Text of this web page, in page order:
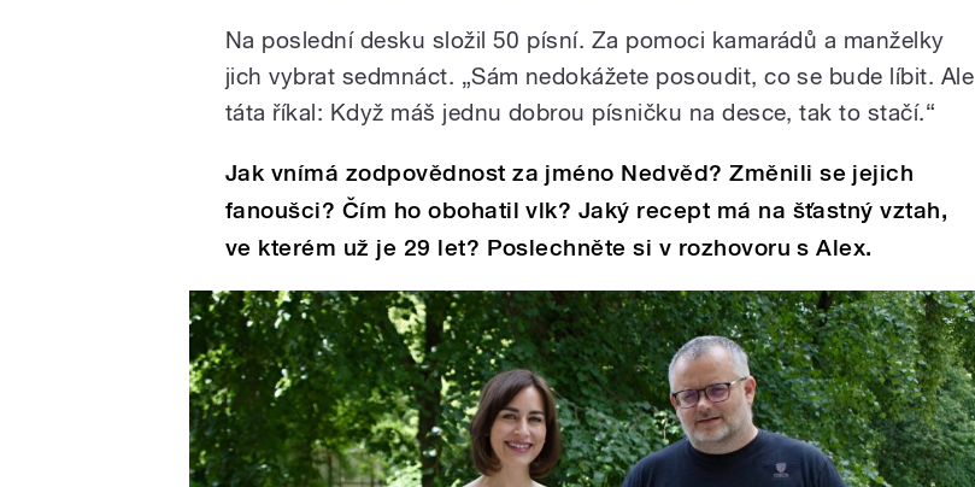
Na poslední desku složil 50 písní. Za pomoci kamarádů a manželky
jich vybrat sedmnáct. „Sám nedokážete posoudit, co se bude líbit. Ale
táta říkal: Když máš jednu dobrou písničku na desce, tak to stačí.“
Jak vnímá zodpovědnost za jméno Nedvěd? Změnili se jejich
fanoušci? Čím ho obohatil vlk? Jaký recept má na šťastný vztah,
ve kterém už je 29 let? Poslechněte si v rozhovoru s Alex.